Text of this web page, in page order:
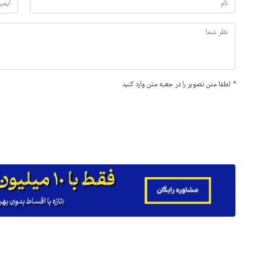
* لطفا متن تصویر را در جعبه متن وارد کنید